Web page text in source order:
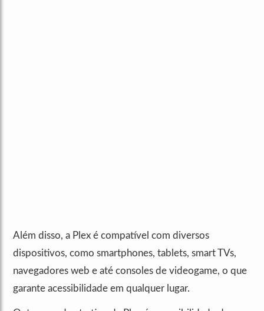
Além disso, a Plex é compatível com diversos
dispositivos, como smartphones, tablets, smart TVs,
navegadores web e até consoles de videogame, o que
garante acessibilidade em qualquer lugar.